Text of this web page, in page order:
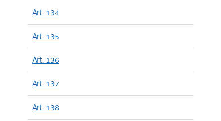
Art. 134
Art. 135
Art. 136
Art. 137
Art. 138